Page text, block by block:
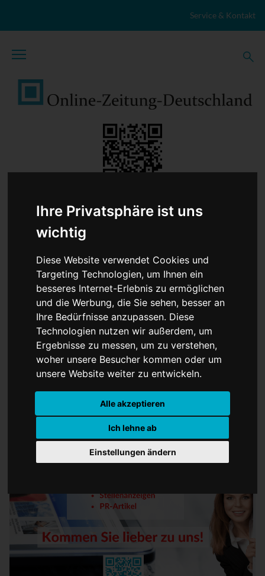
Ihre Privatsphäre ist uns
wichtig
Diese Website verwendet Cookies und
Targeting Technologien, um Ihnen ein
besseres Internet-Erlebnis zu ermöglichen
und die Werbung, die Sie sehen, besser an
Ihre Bedürfnisse anzupassen. Diese
Technologien nutzen wir außerdem, um
Ergebnisse zu messen, um zu verstehen,
woher unsere Besucher kommen oder um
unsere Website weiter zu entwickeln.
Alle akzeptieren
Ich lehne ab
Einstellungen ändern
Service & Kontakt
TopNews Politik Sport Wirtschaft
Firmennews
Gesellschaft
Gesundheit
Veranstaltungen
Stellenangebote
Werbe jetzt zu
unglaublich günstigen
Preisen